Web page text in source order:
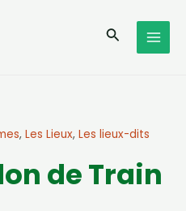
, Les Lieux, Les lieux-dits
de Train